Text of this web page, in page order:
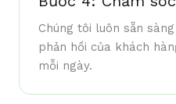
Chúng tôi luôn sẵn
phản hồi của khách
mỗi ngày.